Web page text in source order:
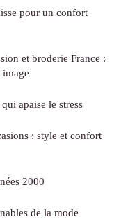
pour un confort
et broderie France :
apaise le stress
: style et confort
2000
de la mode